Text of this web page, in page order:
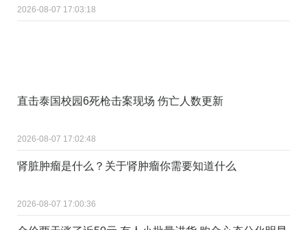
2026-08-07 17:03:18
直击泰国校园6死枪击案现场 伤亡人数更新
2026-08-07 17:02:48
肾脏肿瘤是什么？关于肾肿瘤你需要知道什么
2026-08-07 17:00:36